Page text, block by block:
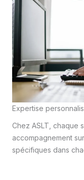
Expertise
Chez ASLT, chaque
accompagnement
spécifiques dans